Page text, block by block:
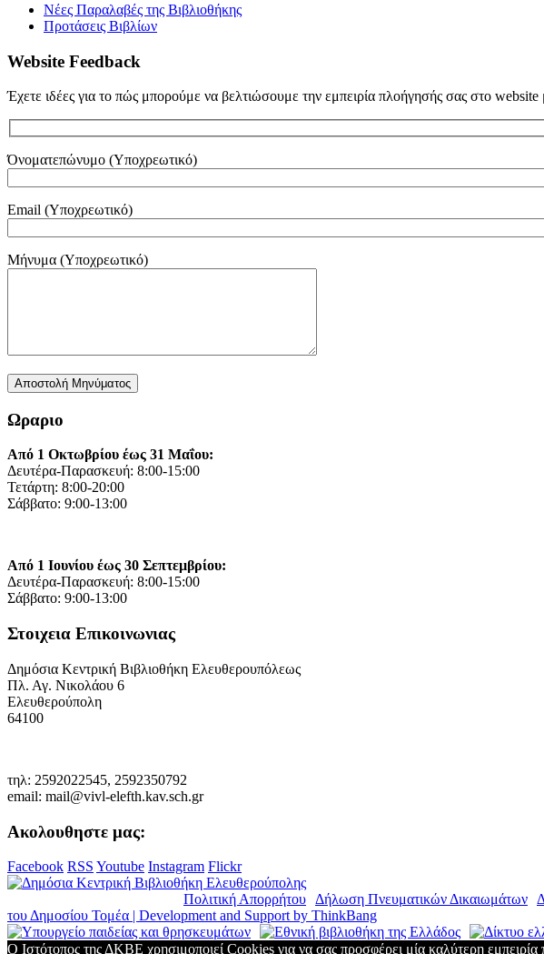
Νέες Παραλαβές της Βιβλιοθήκης
Προτάσεις Βιβλίων
Website Feedback
Έχετε ιδέες για το πώς μπορούμε να βελτιώσουμε την εμπειρία πλοήγησής σας στο
Όνοματεπώνυμο (Υποχρεωτικό)
Email (Υποχρεωτικό)
Μήνυμα (Υποχρεωτικό)
Ωραριο
Από 1 Οκτωβρίου έως 31 Μαΐου:
Δευτέρα-Παρασκευή: 8:00-15:00
Τετάρτη: 8:00-20:00
Σάββατο: 9:00-13:00
Από 1 Ιουνίου έως 30 Σεπτεμβρίου:
Δευτέρα-Παρασκευή: 8:00-15:00
Σάββατο: 9:00-13:00
Στοιχεια Επικοινωνιας
Δημόσια Κεντρική Βιβλιοθήκη Ελευθερουπόλεως
Πλ. Αγ. Νικολάου 6
Ελευθερούπολη
64100
τηλ: 2592022545, 2592350792
email: mail@vivl-elefth.kav.sch.gr
Ακολουθηστε μας:
Facebook RSS Youtube Instagram Flickr
Πολιτική Απορρήτου Δήλωση Πνευματικών Δικαιωμάτων
του Δημοσίου Τομέα | Development and Support by ThinkBang
Ο Ιστότοπος της ΔΚΒΕ χρησιμοποιεί Cookies για να σας προσφέρει μία καλύτερη